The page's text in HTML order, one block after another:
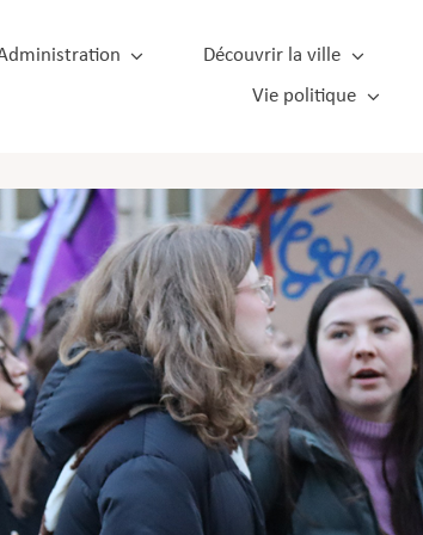
Découvrir la ville
Vie politique